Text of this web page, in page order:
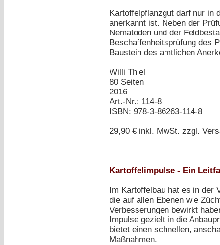
Kartoffelpflanzgut darf nur in
anerkannt ist. Neben der
Nematoden und der
Beschaffenheitsprüfung des
Baustein des amtlichen
Willi Thiel
80 Seiten
2016
Art.-Nr.: 114-8
ISBN: 978-3-86263-114-8
29,90 € inkl. MwSt. zzgl.
Kartoffelimpulse - Ein
Im Kartoffelbau hat es in der
die auf allen Ebenen wie
Verbesserungen bewirkt
Impulse gezielt in die
bietet einen schnellen,
Maßnahmen.